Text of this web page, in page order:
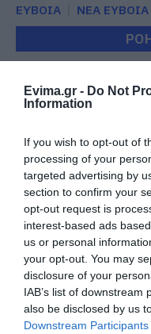
Evima.gr - Do Not
Information
If you wish to opt-out of
processing of your
targeted advertising by
section to confirm your
opt-out request is
interest-based ads
us or personal
your opt-out. You may
disclosure of your
IAB’s list of
also be disclosed by us
Downstream Participants
ΕΥΒΟΙΑ
ΝΕΑ ΕΥΒΟΙΑ
Πλημμύρισε με
(pics&vid)
Ο καιρός αλλάζει
Έρχονται 40άρια
θυελλώδη μελτέμια
07.08.2026 | 22:20
Εύβοια: Ηχηρό
χρόνια μετά τη
καταστροφή του 2021
07.08.2026 | 22:00
Νέο τροχαίο με